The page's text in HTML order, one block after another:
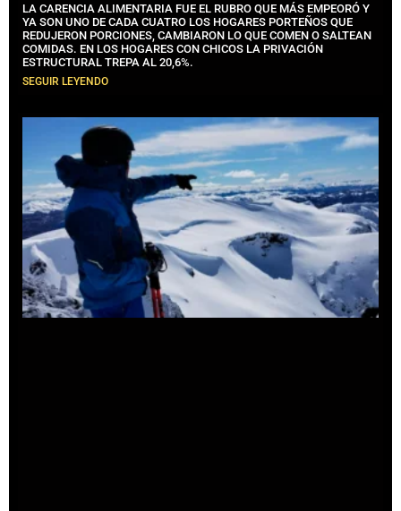
LA CARENCIA ALIMENTARIA FUE EL RUBRO QUE MÁS EMPEORÓ Y
YA SON UNO DE CADA CUATRO LOS HOGARES PORTEÑOS QUE
REDUJERON PORCIONES, CAMBIARON LO QUE COMEN O SALTEAN
COMIDAS. EN LOS HOGARES CON CHICOS LA PRIVACIÓN
ESTRUCTURAL TREPA AL 20,6%.
SEGUIR LEYENDO